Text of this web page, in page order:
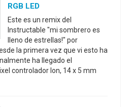
RGB LED
Este es un remix del
Instructable "mi sombrero es
lleno de estrellas!" por
la primera vez que vi esto ha
ha llegado el
controlador Ion, 14 x 5 mm